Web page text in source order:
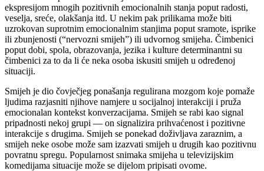
ekspresijom mnogih pozitivnih emocionalnih stanja poput radosti,
veselja, sreće, olakšanja itd. U nekim pak prilikama može biti
uzrokovan suprotnim emocionalnim stanjima poput sramote, isprike
ili zbunjenosti (“nervozni smijeh”) ili udvornog smijeha. Čimbenici
poput dobi, spola, obrazovanja, jezika i kulture determinantni su
čimbenici za to da li će neka osoba iskusiti smijeh u određenoj
situaciji.
Smijeh je dio čovječjeg ponašanja regulirana mozgom koje pomaže
ljudima razjasniti njihove namjere u socijalnoj interakciji i pruža
emocionalan kontekst konverzacijama. Smijeh se rabi kao signal
pripadnosti nekoj grupi — on signalizira prihvaćenost i pozitivne
interakcije s drugima. Smijeh se ponekad doživljava zaraznim, a
smijeh neke osobe može sam izazvati smijeh u drugih kao pozitivnu
povratnu spregu. Popularnost snimaka smijeha u televizijskim
komedijama situacije može se dijelom pripisati ovome.